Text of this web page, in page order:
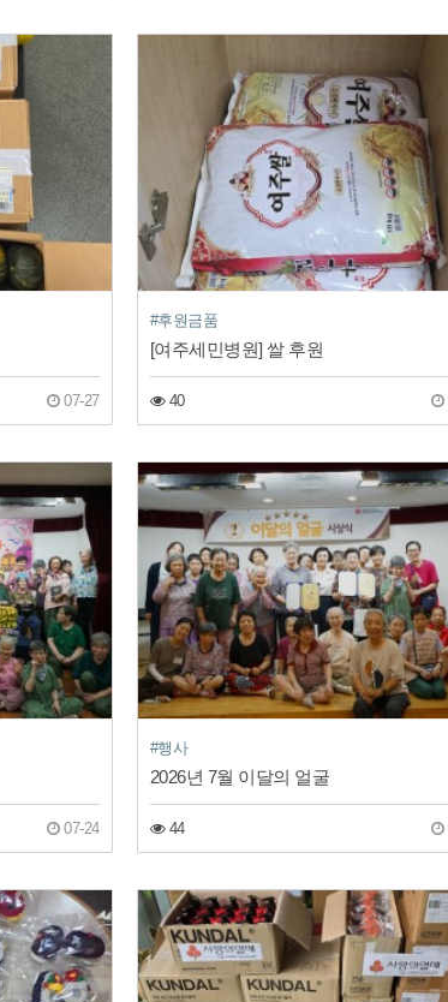
07-27
#후원금품
[여주세민병원] 쌀 후원
40
07-24
#행사
2026년 7월 이달의 얼굴
44